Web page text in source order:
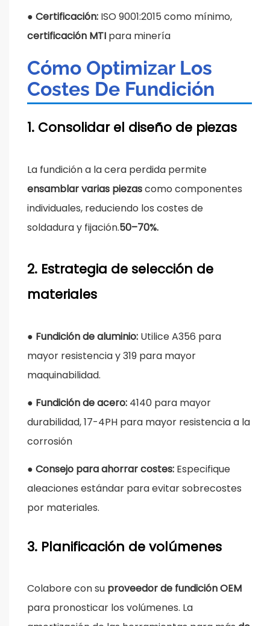
● Certificación: ISO 9001:2015 como mínimo,
certificación MTI para minería
Cómo Optimizar Los
Costes De Fundición
1. Consolidar el diseño de piezas
La fundición a la cera perdida permite
ensamblar varias piezascomo componentes
individuales, reduciendo los costes de
soldadura y fijación.50–70%.
2. Estrategia de selección de
materiales
● Fundición de aluminio: Utilice A356 para
mayor resistencia y 319 para mayor
maquinabilidad.
● Fundición de acero: 4140 para mayor
durabilidad, 17-4PH para mayor resistencia a la
corrosión
● Consejo para ahorrar costes: Especifique
aleaciones estándar para evitar sobrecostes
por materiales.
3. Planificación de volúmenes
Colabore con su proveedor de fundición OEM
para pronosticar los volúmenes. La